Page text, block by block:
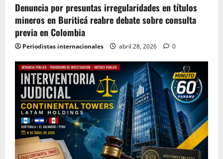
Denuncia por presuntas irregularidades en títulos
mineros en Buriticá reabre debate sobre consulta
previa en Colombia
Periodistas internacionales abril 28, 2026 0